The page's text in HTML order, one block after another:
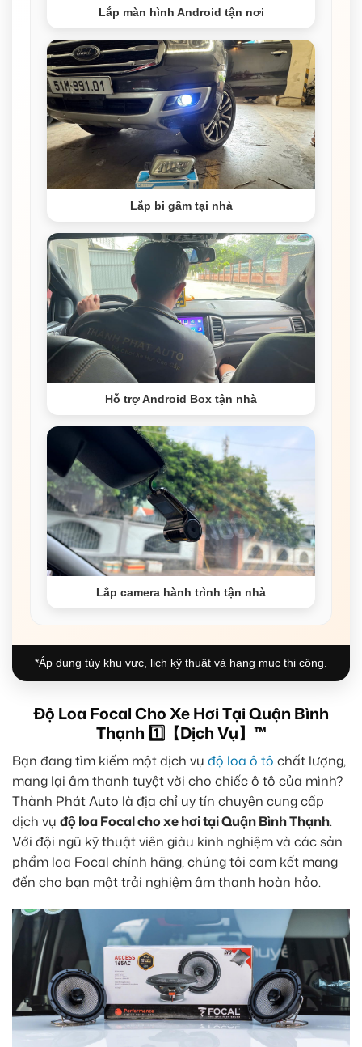
Lắp màn hình Android tận nơi
Lắp bi gầm tại nhà
Hỗ trợ Android Box tận nhà
Lắp camera hành trình tận nhà
*Áp dụng tùy khu vực, lịch kỹ thuật và hạng mục thi công.
Độ Loa Focal Cho Xe Hơi Tại Quận Bình
Thạnh 1️⃣【Dịch Vụ】™
Bạn đang tìm kiếm một dịch vụ độ loa ô tô chất lượng,
mang lại âm thanh tuyệt vời cho chiếc ô tô của mình?
Thành Phát Auto là địa chỉ uy tín chuyên cung cấp
dịch vụ độ loa Focal cho xe hơi tại Quận Bình Thạnh.
Với đội ngũ kỹ thuật viên giàu kinh nghiệm và các sản
phẩm loa Focal chính hãng, chúng tôi cam kết mang
đến cho bạn một trải nghiệm âm thanh hoàn hảo.